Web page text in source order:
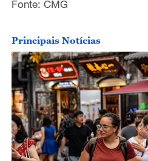
i
d
e
o
Fonte: CMG
Principais Notícias